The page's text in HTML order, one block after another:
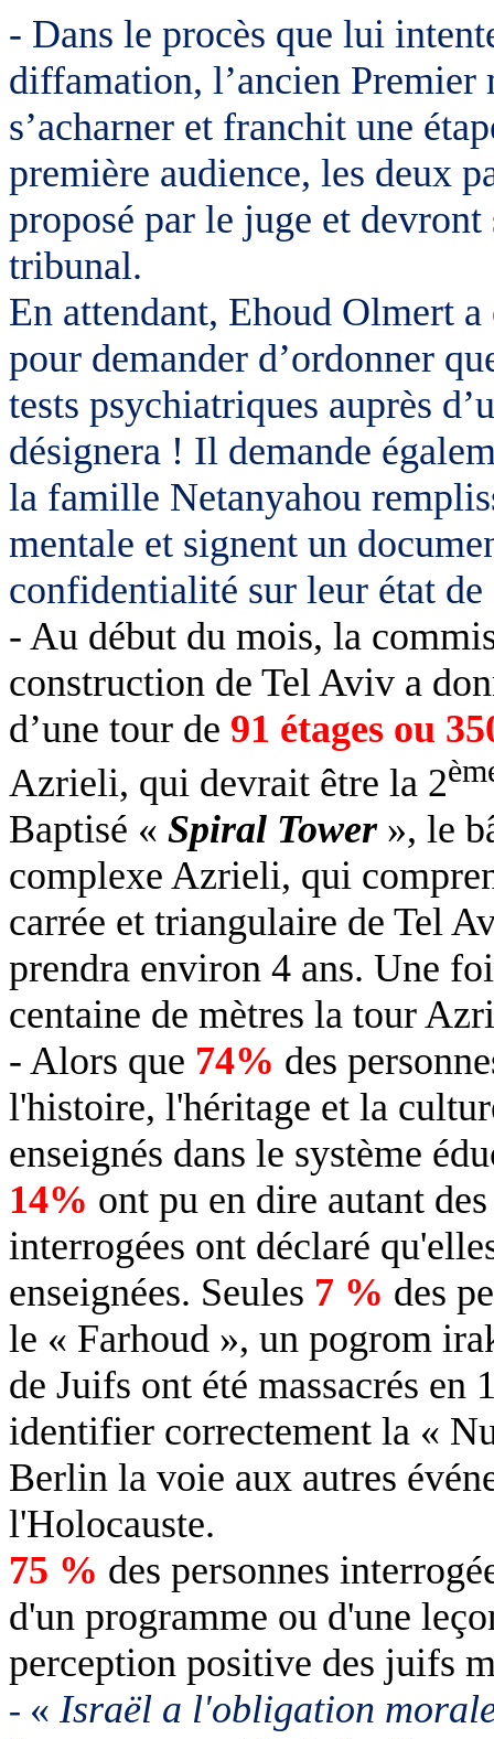
- Dans le procès que lui
diffamation, l’ancien
s’acharner et franchit une
première audience, les deux
proposé par le juge et
tribunal.
En attendant, Ehoud Olmert
pour demander d’ordonner
tests psychiatriques auprès
désignera ! Il demande
la famille Netanyahou
mentale et signent un
confidentialité sur leur état de
- Au début du mois, la
construction de Tel Aviv a
d’une tour de 91 étages ou
Azrieli, qui devrait être la 2
Baptisé « Spiral Tower», le
complexe Azrieli, qui
carrée et triangulaire de Tel
prendra environ 4 ans. Une
centaine de mètres la tour
- Alors que 74% des
l'histoire, l'héritage et la
enseignés dans le système
14% ont pu en dire autant
interrogées ont déclaré
enseignées. Seules 7 % des
le « Farhoud », un pogrom
de Juifs ont été massacrés en
identifier correctement la «
Berlin la voie aux autres
l'Holocauste.
75 % des personnes
d'un programme ou d'une
perception positive des juifs
- « Israël a l'obligation